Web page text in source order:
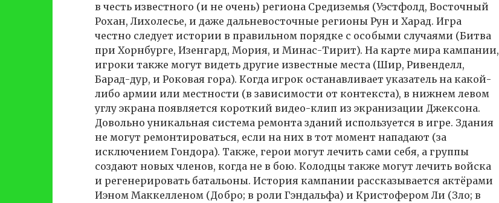
в честь известного (и не очень) региона Средиземья (Уэстфолд, Восточный
Рохан, Лихолесье, и даже дальневосточные регионы Рун и Харад. Игра
честно следует истории в правильном порядке с особыми случаями (Битва
при Хорнбурге, Изенгард, Мория, и Минас-Тирит). На карте мира кампании,
игроки также могут видеть другие известные места (Шир, Ривенделл,
Барад-дур, и Роковая гора). Когда игрок останавливает указатель на какой-
либо армии или местности (в зависимости от контекста), в нижнем левом
углу экрана появляется короткий видео-клип из экранизации Джексона.
Довольно уникальная система ремонта зданий используется в игре. Здания
не могут ремонтироваться, если на них в тот момент нападают (за
исключением Гондора). Также, герои могут лечить сами себя, а группы
создают новых членов, когда не в бою. Колодцы также могут лечить войска
и регенерировать батальоны. История кампании рассказывается актёрами
Иэном Маккелленом (Добро; в роли Гэндальфа) и Кристофером Ли (Зло; в